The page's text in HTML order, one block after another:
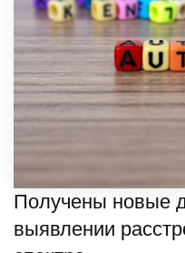
Получены новые
выявлении